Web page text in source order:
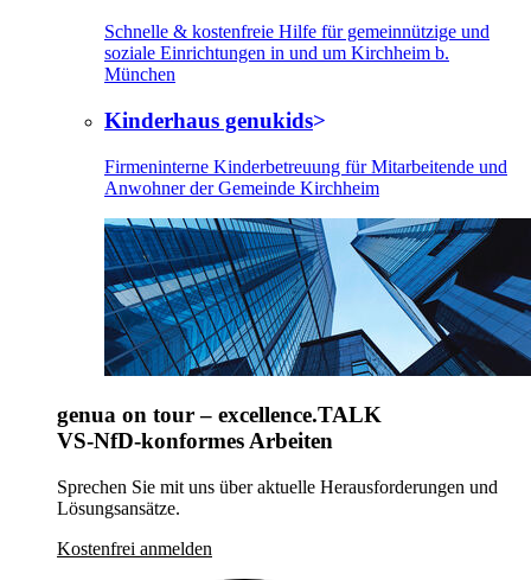
Schnelle & kostenfreie Hilfe für gemeinnützige und
soziale Einrichtungen in und um Kirchheim b.
München
Kinderhaus genukids
Firmeninterne Kinderbetreuung für Mitarbeitende und
Anwohner der Gemeinde Kirchheim
genua on tour – excellence.TALK
VS-NfD-konformes Arbeiten
Sprechen Sie mit uns über aktuelle Herausforderungen und
Lösungsansätze.
Kostenfrei anmelden